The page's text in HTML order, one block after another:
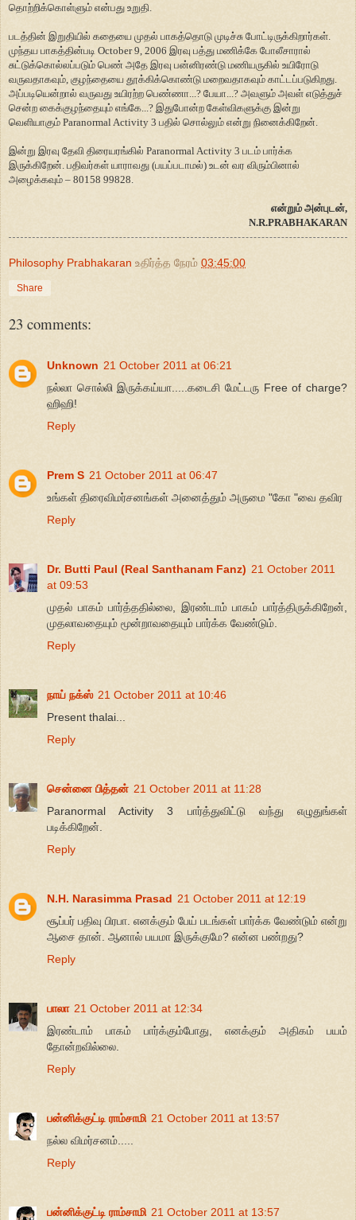
தொற்றிக்கொள்ளும் என்பது உறுதி.
படத்தின் இறுதியில் கதையை முதல் பாகத்தொடு முடிச்சு போட்டிருக்கிறார்கள்.
முந்தய பாகத்தின்படி October 9, 2006 இரவு பத்து மணிக்கே போலீசாரால்
சுட்டுக்கொல்லப்படும் பெண் அதே இரவு பன்னிரண்டு மணியருகில் உயிரோடு
வருவதாகவும், குழந்தையை தூக்கிக்கொண்டு மறைவதாகவும் காட்டப்படுகிறது.
அப்படியென்றால் வருவது உயிரற்ற பெண்ணா...? பேயா...? அவளும் அவள் எடுத்துச்
சென்ற கைக்குழந்தையும் எங்கே...? இதுபோன்ற கேள்விகளுக்கு இன்று
வெளியாகும் Paranormal Activity 3 பதில் சொல்லும் என்று நினைக்கிறேன்.
இன்று இரவு தேவி திரையரங்கில் Paranormal Activity 3 படம் பார்க்க
இருக்கிறேன். பதிவர்கள் யாராவது (பயப்படாமல்) உடன் வர விரும்பினால்
அழைக்கவும் – 80158 99828.
என்றும் அன்புடன்,
N.R.PRABHAKARAN
Philosophy Prabhakaran உதிர்த்த நேரம் 03:45:00
Share
23 comments:
Unknown 21 October 2011 at 06:21
நல்லா சொல்லி இருக்கய்யா.....கடைசி மேட்டரு Free of charge?
ஹிஹி!
Reply
Prem S 21 October 2011 at 06:47
உங்கள் திரைவிமர்சனங்கள் அனைத்தும் அருமை "கோ "வை தவிர
Reply
Dr. Butti Paul (Real Santhanam Fanz) 21 October 2011
at 09:53
முதல் பாகம் பார்த்ததில்லை, இரண்டாம் பாகம் பார்த்திருக்கிறேன்,
முதலாவதையும் மூன்றாவதையும் பார்க்க வேண்டும்.
Reply
நாய் நக்ஸ் 21 October 2011 at 10:46
Present thalai...
Reply
சென்னை பித்தன் 21 October 2011 at 11:28
Paranormal Activity 3 பார்த்துவிட்டு வந்து எழுதுங்கள்
படிக்கிறேன்.
Reply
N.H. Narasimma Prasad 21 October 2011 at 12:19
சூப்பர் பதிவு பிரபா. எனக்கும் பேய் படங்கள் பார்க்க வேண்டும் என்று
ஆசை தான். ஆனால் பயமா இருக்குமே? என்ன பண்றது?
Reply
பாலா 21 October 2011 at 12:34
இரண்டாம் பாகம் பார்க்கும்போது, எனக்கும் அதிகம் பயம்
தோன்றவில்லை.
Reply
பன்னிக்குட்டி ராம்சாமி 21 October 2011 at 13:57
நல்ல விமர்சனம்.....
Reply
பன்னிக்குட்டி ராம்சாமி 21 October 2011 at 13:57